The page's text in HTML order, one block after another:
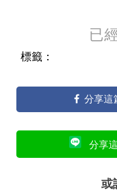
已
標籤：
分享這
分享
或